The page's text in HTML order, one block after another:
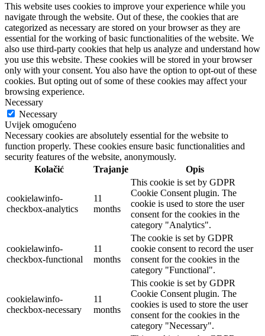
This website uses cookies to improve your experience while you
navigate through the website. Out of these, the cookies that are
categorized as necessary are stored on your browser as they are
essential for the working of basic functionalities of the website. We
also use third-party cookies that help us analyze and understand how
you use this website. These cookies will be stored in your browser
only with your consent. You also have the option to opt-out of these
cookies. But opting out of some of these cookies may affect your
browsing experience.
Necessary
Necessary
Uvijek omogućeno
Necessary cookies are absolutely essential for the website to
function properly. These cookies ensure basic functionalities and
security features of the website, anonymously.
Kolačić
Trajanje Opis
cookielawinfo-
checkbox-analytics
11
months
This cookie is set by GDPR
Cookie Consent plugin. The
cookie is used to store the user
consent for the cookies in the
category "Analytics".
cookielawinfo-
checkbox-functional
11
months
The cookie is set by GDPR
cookie consent to record the user
consent for the cookies in the
category "Functional".
cookielawinfo-
checkbox-necessary
11
months
This cookie is set by GDPR
Cookie Consent plugin. The
cookies is used to store the user
consent for the cookies in the
category "Necessary".